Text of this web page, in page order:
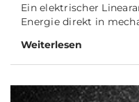
Ein elektrischer
Energie direkt in
Weiterlesen